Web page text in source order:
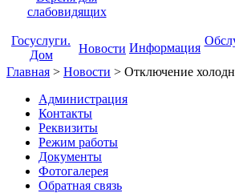
слабовидящих
Госуслуги.
Дом
Новости Информация
Главная > Новости > Отключение
Администрация
Контакты
Реквизиты
Режим работы
Документы
Фотогалерея
Обратная связь